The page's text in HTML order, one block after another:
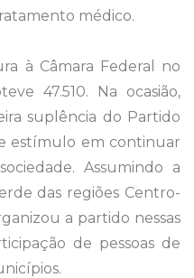
médico.
à Câmara Federal no
47.510. Na ocasião,
suplência do Partido
estímulo em continuar
Assumindo a
das regiões Centro-
a partido nessas
de pessoas de